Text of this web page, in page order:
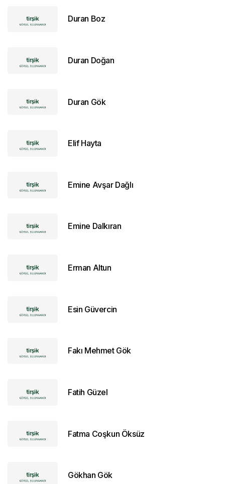
Duran Boz
Duran Doğan
Duran Gök
Elif Hayta
Emine Avşar Dağlı
Emine Dalkıran
Erman Altun
Esin Güvercin
Fakı Mehmet Gök
Fatih Güzel
Fatma Coşkun Öksüz
Gökhan Gök